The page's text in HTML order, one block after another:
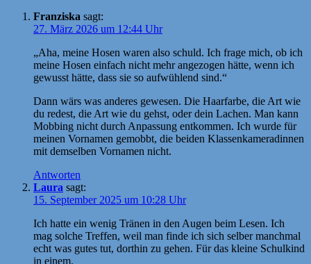
Franziska sagt:
27. März 2026 um 12:44 Uhr
„Aha, meine Hosen waren also schuld. Ich frage mich, ob ich
meine Hosen einfach nicht mehr angezogen hätte, wenn ich
gewusst hätte, dass sie so aufwühlend sind.“
Dann wärs was anderes gewesen. Die Haarfarbe, die Art wie
du redest, die Art wie du gehst, oder dein Lachen. Man kann
Mobbing nicht durch Anpassung entkommen. Ich wurde für
meinen Vornamen gemobbt, die beiden Klassenkameradinnen
mit demselben Vornamen nicht.
Antworten
Laura sagt:
15. September 2025 um 10:28 Uhr
Ich hatte ein wenig Tränen in den Augen beim Lesen. Ich
mag solche Treffen, weil man finde ich sich selber manchmal
echt was gutes tut, dorthin zu gehen. Für das kleine Schulkind
in einem.